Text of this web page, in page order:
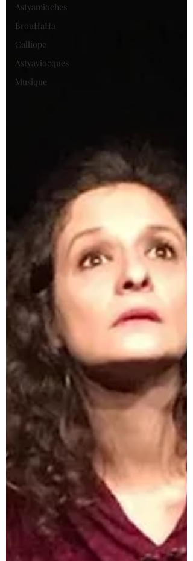
Astyamioches
BrouHaHa
Calliope
Astyaviocques
Musique